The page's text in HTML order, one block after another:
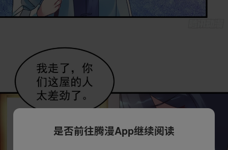
是否前往腾漫App继续阅读